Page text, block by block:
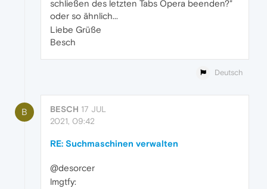
schließen des letzten Tabs Opera beenden?"
oder so ähnlich...
Liebe Grüße
Besch
Deutsch
B BESCH 17 JUL
2021, 09:42
RE: Suchmaschinen verwalten
@desorcer
lmgtfy: